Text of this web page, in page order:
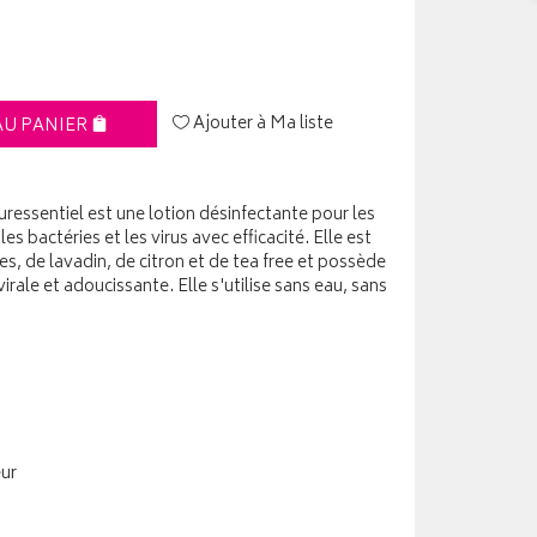
PANIER Ajouter à Ma liste
est une lotion désinfectante pour les
bactéries et les virus avec efficacité. Elle est
de lavadin, de citron et de tea free et possède
et adoucissante. Elle s'utilise sans eau, sans